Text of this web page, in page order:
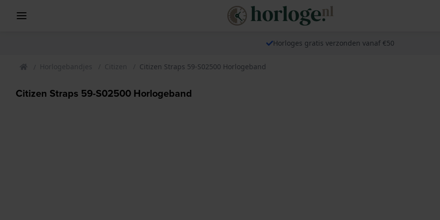
Horloges gratis verzonden vanaf €50
Horlogebandjes Citizen Citizen Straps 59-S02500 Horlogeband
Citizen Straps 59-S02500 Horlogeband